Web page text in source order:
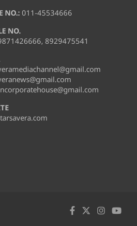
NO.:011-45534666
NO.
8929475541